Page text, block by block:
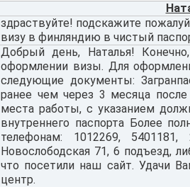
здраствуйте! подскажите
визу в финляндию в чистый
Добрый день, Наталья!
оформлении визы. Для
следующие документы:
ранее чем через 3 месяца
места работы, с указанием
внутреннего паспорта Более
телефонам: 1012269,
Новослободская 71, 6 подъезд,
что посетили наш сайт. Удачи
центр.